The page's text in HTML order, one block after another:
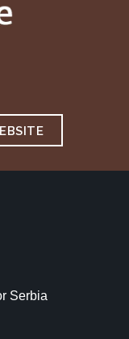
Serbia